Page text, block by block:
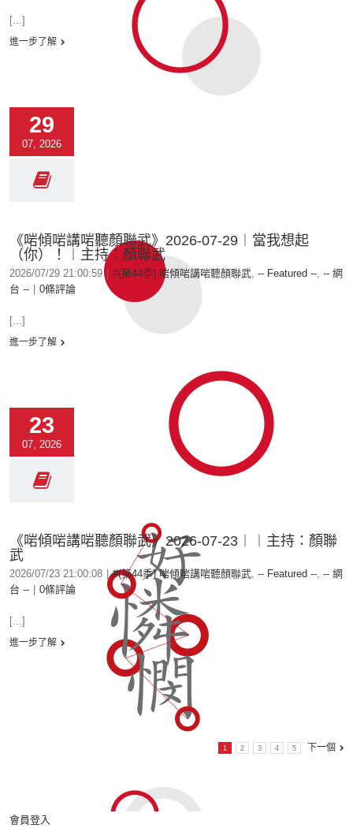
[...]
進一步了解
29
07, 2026
《啱傾啱講啱聽顏聯武》2026-07-29︱當我想起
（你）！︱主持：顏聯武
2026/07/29 21:00:59 #(第44季) 啱傾啱講啱聽顏聯武, -- Featured --, -- 網
台 --
0條評論
[...]
進一步了解
23
07, 2026
《啱傾啱講啱聽顏聯武》2026-07-23︱︱主持：顏聯
武
2026/07/23 21:00:08 #(第44季) 啱傾啱講啱聽顏聯武, -- Featured --, -- 網
台 --
0條評論
[...]
進一步了解
1 2 3 4 5 下一個
會員登入